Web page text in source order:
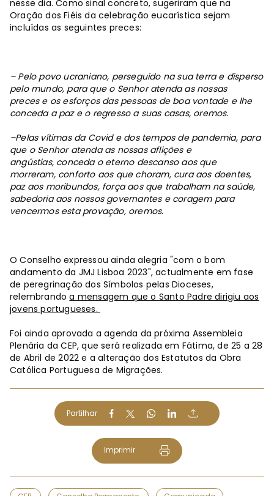
nesse dia. Como sinal concreto, sugeriram que na
Oração dos Fiéis da celebração eucarística sejam
incluídas as seguintes preces:
– Pelo povo ucraniano, perseguido na sua terra e disperso
pelo mundo, para que o Senhor atenda as nossas
preces e os esforços das pessoas de boa vontade e lhe
conceda a paz e o regresso a suas casas, oremos.
–Pelas vítimas da Covid e dos tempos de pandemia, para
que o Senhor atenda as nossas aflições e
angústias, conceda o eterno descanso aos que
morreram, conforto aos que choram, cura aos doentes,
paz aos moribundos, força aos que trabalham na saúde,
sabedoria aos nossos governantes e coragem para
vencermos esta provação, oremos.
O Conselho expressou ainda alegria "com o bom
andamento da JMJ Lisboa 2023", actualmente em fase
de peregrinação dos Símbolos pelas Dioceses,
relembrandoa mensagem que o Santo Padre dirigiu aos
jovens portugueses.
Foi ainda aprovada a agenda da próxima Assembleia
Plenária da CEP, que será realizada em Fátima, de 25 a 28
de Abril de 2022 e a alteração dos Estatutos da Obra
Católica Portuguesa de Migrações.
Partilhar
Imprimir